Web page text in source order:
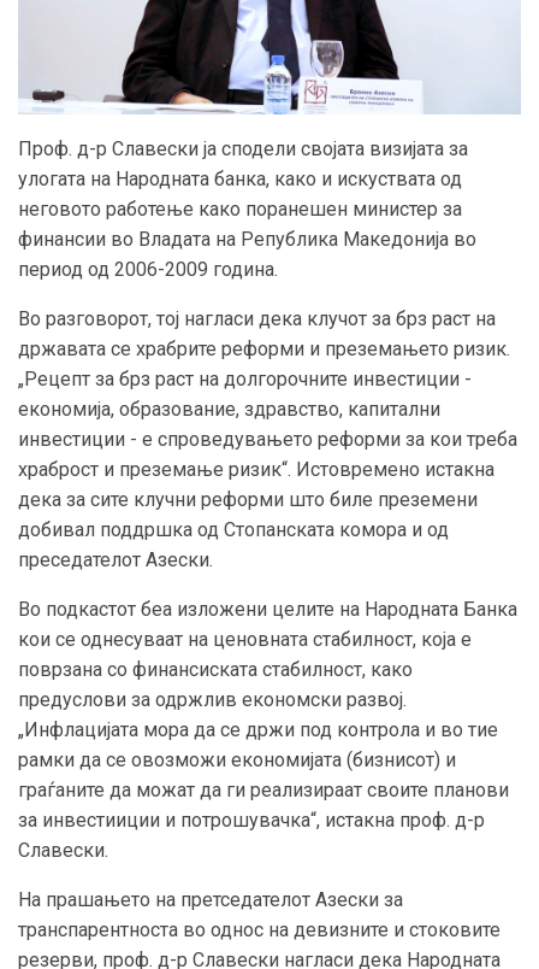
Проф. д-р Славески ја сподели својата визијата за
улогата на Народната банка, како и искуствата од
неговото работење како поранешен министер за
финансии во Владата на Република Македонија во
период од 2006-2009 година.
Во разговорот, тој нагласи дека клучот за брз раст на
државата се храбрите реформи и преземaњето ризик.
„Рецепт за брз раст на долгорочните инвестиции -
економија, образование, здравство, капитални
инвестиции - e спроведувањето реформи за кои треба
храброст и преземање ризик“. Истовремено истакна
дека за сите клучни реформи што биле преземени
добивал поддршка од Стопанската комора и од
преседателот Азески.
Во подкастот беа изложени целите на Народната Банка
кои се однесуваат на ценовната стабилност, која е
поврзана со финансиската стабилност, како
предуслови за одржлив економски развој.
„Инфлацијата мора да се држи под контрола и во тие
рамки да се овозможи економијата (бизнисот) и
граѓаните да можат да ги реализираат своите планови
за инвестииции и потрошувачка“, истакна проф. д-р
Славески.
На прашањето на претседателот Азески за
транспарентноста во однос на девизните и стоковите
резерви, проф. д-р Славески нагласи дека Народната